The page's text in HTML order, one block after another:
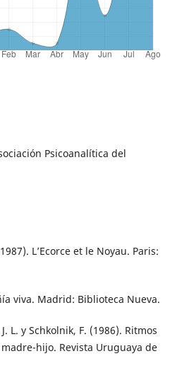
Psicoanalítica del
L’Ecorce et le Noyau. Paris:
viva. Madrid: Biblioteca Nueva.
L. y Schkolnik, F. (1986). Ritmos
hijo. Revista Uruguaya de